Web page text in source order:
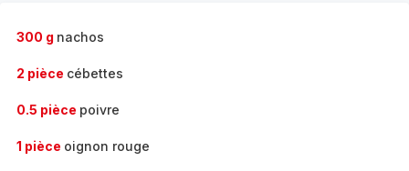
300 g nachos
2 pièce cébettes
0.5 pièce poivre
1 pièce oignon rouge